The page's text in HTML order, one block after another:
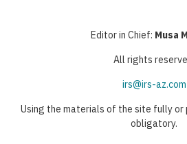
Editor in Chief: Musa
All rights
irs@irs-az.com
Using the materials of the site fully
obligatory.